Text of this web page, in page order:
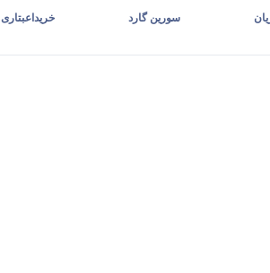
سورین گارد خرید‌اعبتاری